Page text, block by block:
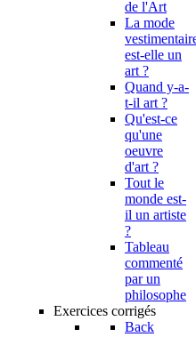
de l'Art
La mode
est-elle un
art ?
Quand y-a-
t-il art ?
Qu'est-ce
qu'une
oeuvre
d'art ?
Tout le
monde est-
il un artiste
?
Tableau
commenté
par un
philosophe
Exercices corrigés
Back